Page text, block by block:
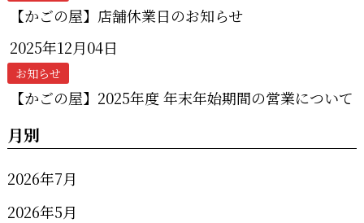
【かごの屋】店舗休業日のお知らせ
2025年12月04日
お知らせ
【かごの屋】2025年度 年末年始期間の営業について
月別
2026年7月
2026年5月